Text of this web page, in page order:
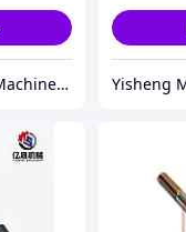
Yisheng Mining Machinery Almaty